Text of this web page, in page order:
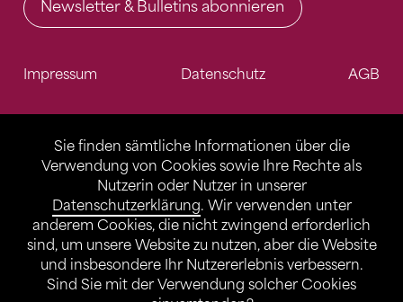
Sie finden sämtliche Informationen über die
Verwendung von Cookies sowie Ihre Rechte als
Nutzerin oder Nutzer in unserer
Datenschutzerklärung. Wir verwenden unter
anderem Cookies, die nicht zwingend erforderlich
sind, um unsere Website zu nutzen, aber die Website
und insbesondere Ihr Nutzererlebnis verbessern.
Sind Sie mit der Verwendung solcher Cookies
Newsletter & Bulletins abonnieren
Impressum Datenschutz AGB